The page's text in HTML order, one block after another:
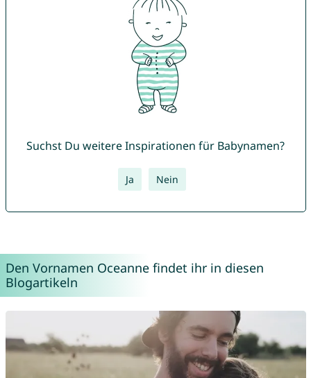
Suchst Du weitere Inspirationen für Babynamen?
Ja Nein
Den Vornamen Oceanne findet ihr in diesen
Blogartikeln